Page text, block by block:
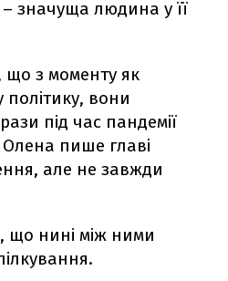
значуща людина у її
що з моменту як
вони
під час пандемії
Олена пише главі
але не завжди
що нині між ними